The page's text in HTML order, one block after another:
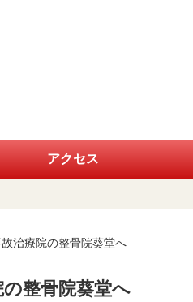
アクセス
治療院の整骨院葵堂へ
整骨院葵堂へ